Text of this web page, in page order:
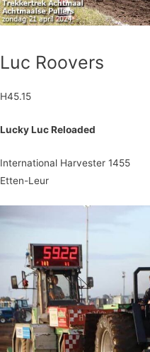
Luc Roovers
H45.15
Lucky Luc Reloaded
International Harvester 1455
Etten-Leur